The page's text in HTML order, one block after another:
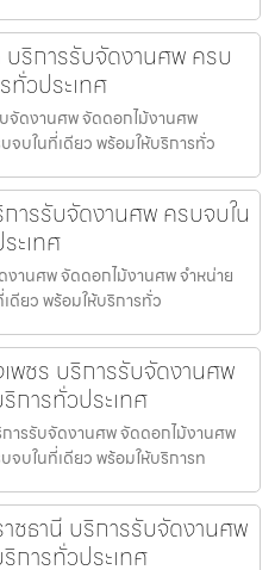
ริการรับจัดงานศพ ครบ
ทั่วประเทศ
จัดงานศพ จัดดอกไม้งานศพ
จบในที่เดียว พร้อมให้บริการทั่ว
ารรับจัดงานศพ ครบจบใน
ะเทศ
งานศพ จัดดอกไม้งานศพ จำหน่าย
ดียว พร้อมให้บริการทั่ว
พชร บริการรับจัดงานศพ
การทั่วประเทศ
ารรับจัดงานศพ จัดดอกไม้งานศพ
จบในที่เดียว พร้อมให้บริการท
ชธานี บริการรับจัดงานศพ
การทั่วประเทศ